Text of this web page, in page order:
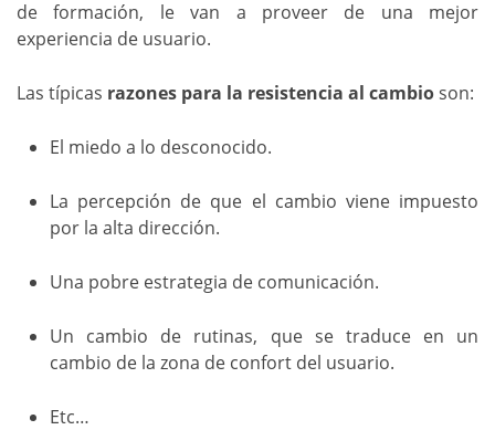
de formación, le van a proveer de una mejor
experiencia de usuario.
Las típicas razones para la resistencia al cambioson:
El miedo a lo desconocido.
La percepción de que el cambio viene impuesto
por la alta dirección.
Una pobre estrategia de comunicación.
Un cambio de rutinas, que se traduce en un
cambio de la zona de confort del usuario.
Etc…